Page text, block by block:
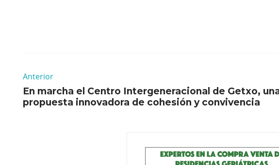
Anterior
En marcha el Centro Intergeneracional de Getxo,
propuesta innovadora de cohesión y convivencia